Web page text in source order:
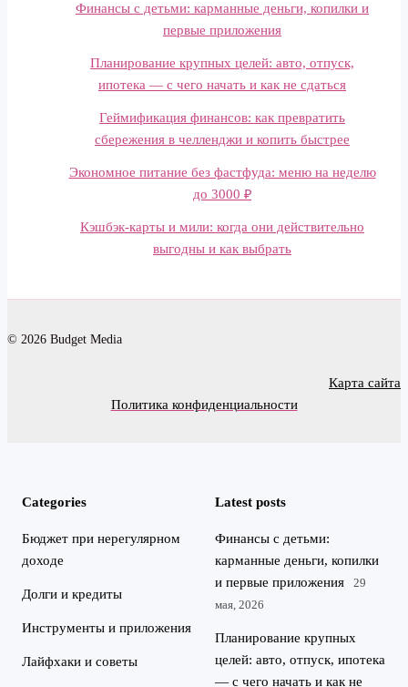
Финансы с детьми: карманные деньги, копилки и
первые приложения
Планирование крупных целей: авто, отпуск,
ипотека — с чего начать и как не сдаться
Геймификация финансов: как превратить
сбережения в челленджи и копить быстрее
Экономное питание без фастфуда: меню на неделю
до 3000 ₽
Кэшбэк-карты и мили: когда они действительно
выгодны и как выбрать
© 2026 Budget Media
Карта сайта
Политика конфиденциальности
Categories
Бюджет при нерегулярном
доходе
Долги и кредиты
Инструменты и приложения
Лайфхаки и советы
Latest posts
Финансы с детьми:
карманные деньги, копилки
и первые приложения
29
мая, 2026
Планирование крупных
целей: авто, отпуск, ипотека
— с чего начать и как не